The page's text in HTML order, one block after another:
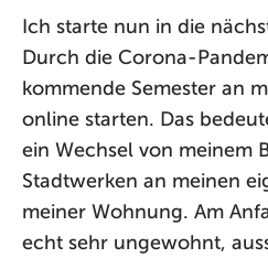
Ich starte nun in die
Durch die Corona-
kommende Semester an
online starten. Das
ein Wechsel von meinem
Stadtwerken an meinen
meiner Wohnung. Am
echt sehr ungewohnt,